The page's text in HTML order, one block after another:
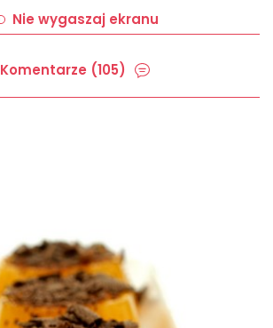
Nie wygaszaj ekranu
Komentarze (105)